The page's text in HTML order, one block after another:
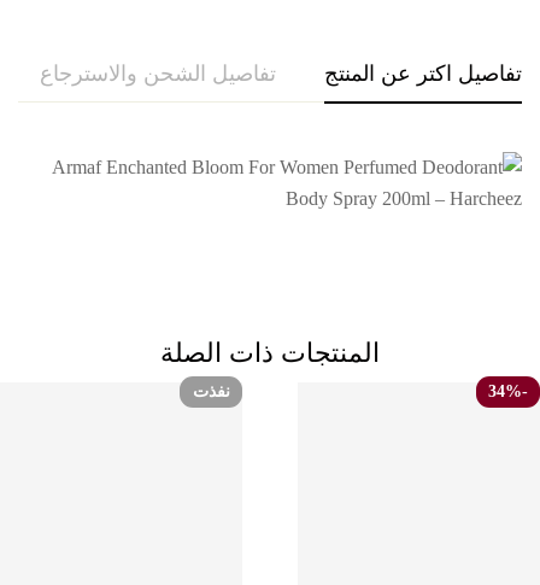
تفاصيل اكتر عن المنتج تفاصيل الشحن والاسترجاع
المنتجات ذات الصلة
نفذت